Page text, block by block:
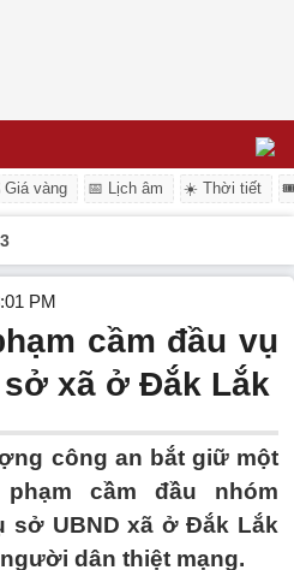
Giá vàng 📅 Lịch âm ☀️ Thời tiết
PM
cầm đầu vụ
xã ở Đắk Lắk
công an bắt giữ một
cầm đầu nhóm
sở UBND xã ở Đắk Lắk
dân thiệt mạng.